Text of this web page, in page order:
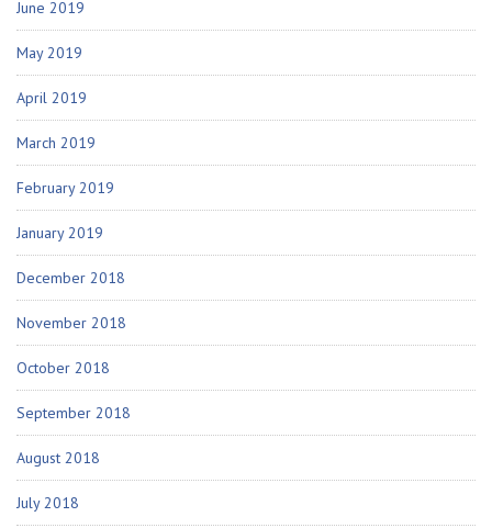
June 2019
May 2019
April 2019
March 2019
February 2019
January 2019
December 2018
November 2018
October 2018
September 2018
August 2018
July 2018